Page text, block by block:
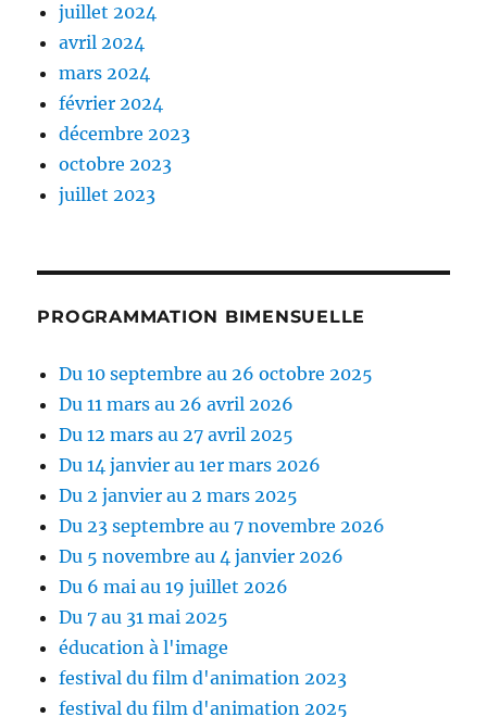
juillet 2024
avril 2024
mars 2024
février 2024
décembre 2023
octobre 2023
juillet 2023
PROGRAMMATION BIMENSUELLE
Du 10 septembre au 26 octobre 2025
Du 11 mars au 26 avril 2026
Du 12 mars au 27 avril 2025
Du 14 janvier au 1er mars 2026
Du 2 janvier au 2 mars 2025
Du 23 septembre au 7 novembre 2026
Du 5 novembre au 4 janvier 2026
Du 6 mai au 19 juillet 2026
Du 7 au 31 mai 2025
éducation à l'image
festival du film d'animation 2023
festival du film d'animation 2025